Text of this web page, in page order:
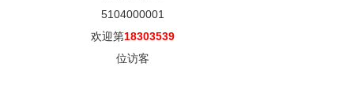
5104000001
欢迎第18303539
位访客